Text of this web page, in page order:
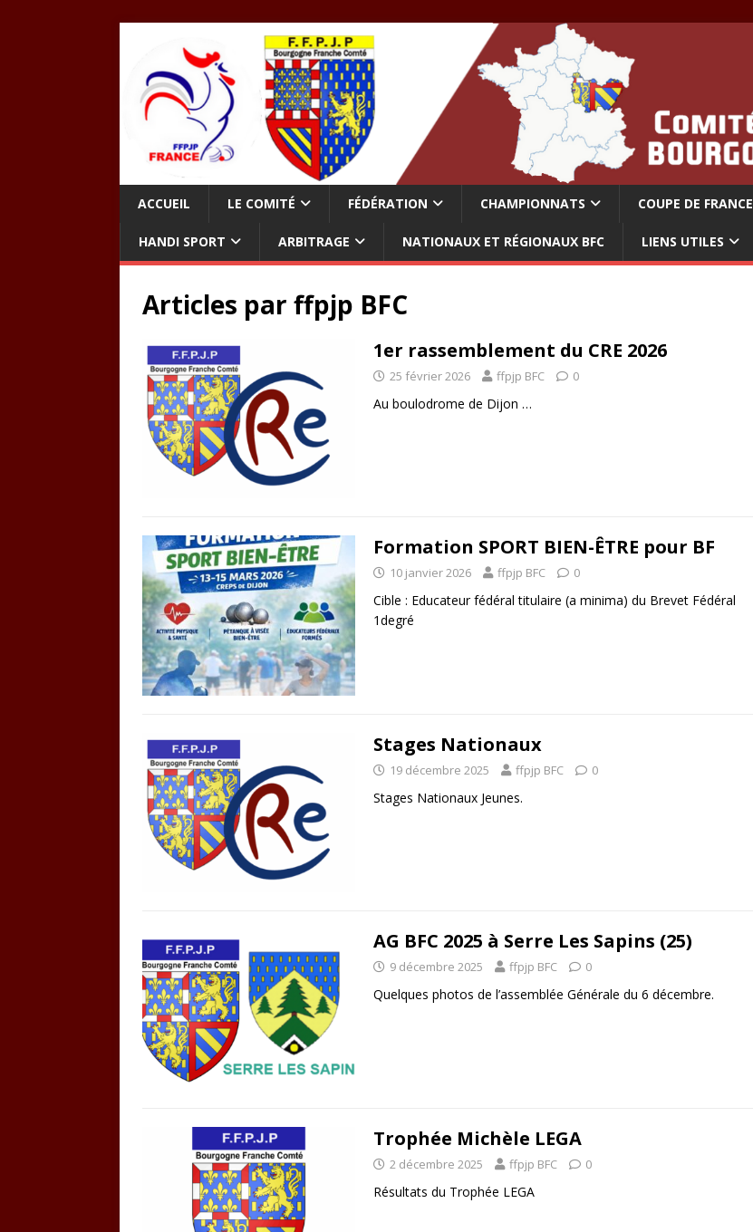
ACCUEIL LE COMITÉ FÉDÉRATION CHAMPIONNATS COUPE DE FRANCE
HANDI SPORT ARBITRAGE NATIONAUX ET RÉGIONAUX BFC LIENS UTILES
Articles par ffpjp BFC
1er rassemblement du CRE 2026
25 février 2026 ffpjp BFC 0
Au boulodrome de Dijon …
Formation SPORT BIEN-ÊTRE pour BF
10 janvier 2026 ffpjp BFC 0
Cible : Educateur fédéral titulaire (a minima) du Brevet Fédéral
1degré
Stages Nationaux
19 décembre 2025 ffpjp BFC 0
Stages Nationaux Jeunes.
AG BFC 2025 à Serre Les Sapins (25)
9 décembre 2025 ffpjp BFC 0
Quelques photos de l’assemblée Générale du 6 décembre.
Trophée Michèle LEGA
2 décembre 2025 ffpjp BFC 0
Résultats du Trophée LEGA